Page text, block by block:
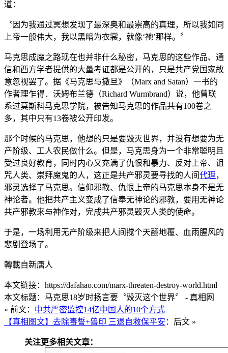
道：
〝因为我通过冥想发现了最深奥和最崇高的真理，所以我如同
上帝一般伟大，我以黑暗为衣裳，就像‘祂’那样。〞
马克思成魔之路现在也并非什么秘密，马克思的这些作品、通
信和西方学者提供的大量考证都是公开的，只是共产党国家故
意忽视罢了。据《马克思与撒旦》（Marx and Satan）一书的
作者理乍得．沃姆布兰德（Richard Wurmbrand）说，他曾联
系过莫斯科马克思学院，被告知马克思的作品共有100卷之
多，其中只有13卷被公开印发。
那个时候的马克思，他想的只是要毁灭世界，并没有想要为无
产阶级、工人农民做什么。但是，马克思身为一个非常聪明且
受过良好教育，同时内心又充满了仇恨和暴力、反对上帝、诅
咒人类、崇拜魔鬼的人，这正是共产邪灵要寻找的人间代理，
邪灵选择了马克思。信仰邪教、仇恨上帝的马克思本身不是无
神论者。他把共产主义变成了信奉无神论的邪教，要用无神论
共产邪教来与神作对，完成共产邪灵毁灭人类的使命。
于是，一场利用无产阶级来把人间搅个天翻地覆、血雨腥风的
悲剧登场了。
轉載自新唐人
本文链接：https://dafahao.com/marx-threaten-destroy-world.html
本文标题：马克思18岁时扬言要〝毁灭这个世界〞 - 真相网
« 前文： 中共严密监控14亿中国人的10个方式
【真相图文】去除毒誓+兽印 三退自救保平安 ：后文 »
关注更多相关文章：